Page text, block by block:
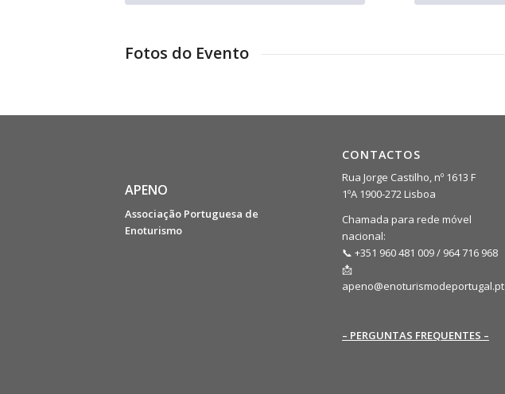
Fotos do Evento
APENO
Associação Portuguesa de
Enoturismo
CONTACTOS
Rua Jorge Castilho, nº 1613 F
1ºA 1900-272 Lisboa
Chamada para rede móvel
nacional:
📞 +351 960 481 009 / 964 716 968
📩
apeno@enoturismodeportugal.pt
– PERGUNTAS FREQUENTES –